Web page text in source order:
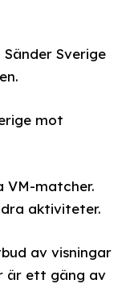
Sänder Sverige
mot
VM-matcher.
aktiviteter.
av visningar
är ett gäng av